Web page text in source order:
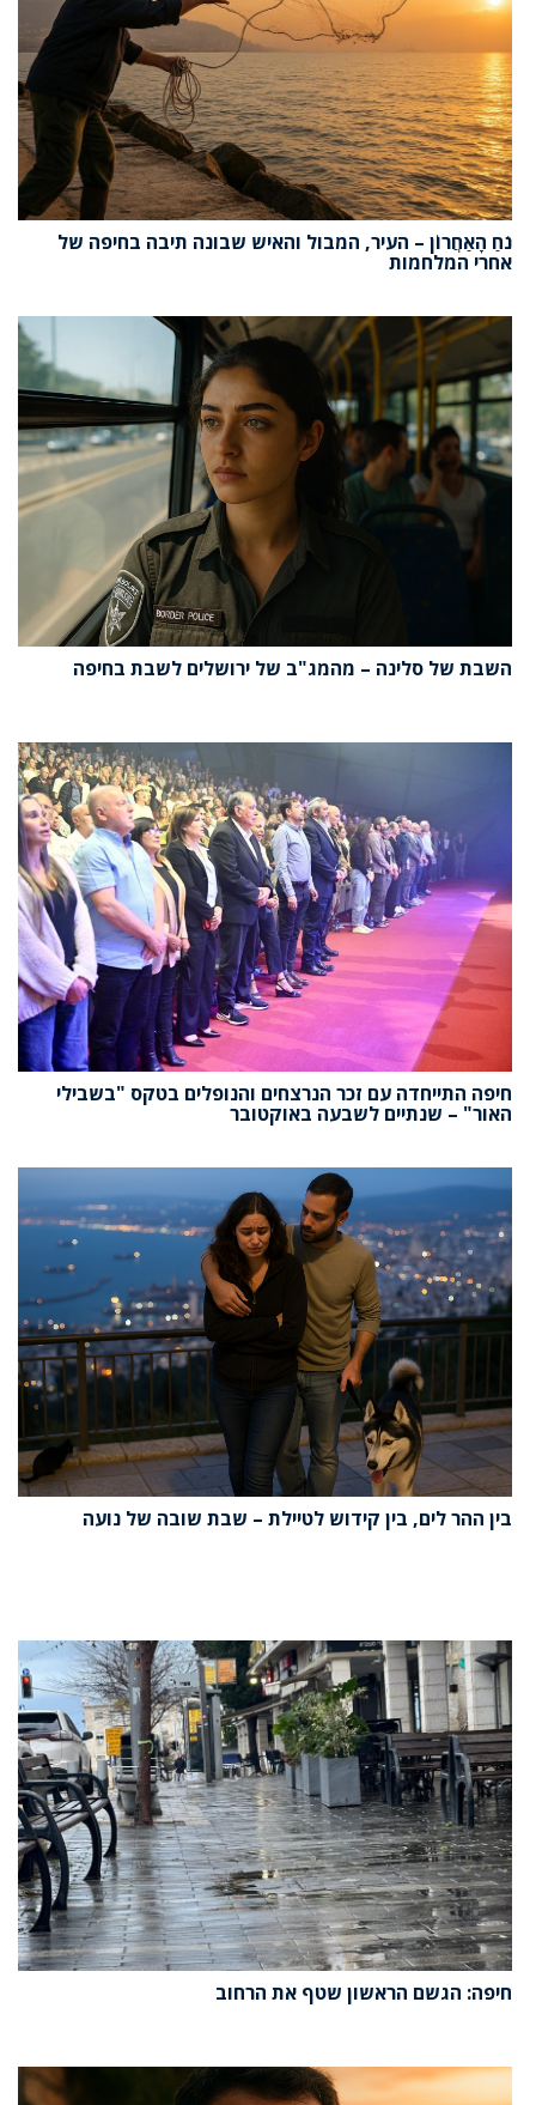
נֹחַ הָאַחֲרוֹן – העיר, המבול והאיש שבונה תיבה בחיפה של
אחרי המלחמות
השבת של סלינה – מהמג"ב של ירושלים לשבת בחיפה
חיפה התייחדה עם זכר הנרצחים והנופלים בטקס "בשבילי
האור" – שנתיים לשבעה באוקטובר
בין ההר לים, בין קידוש לטיילת – שבת שובה של נועה
חיפה: הגשם הראשון שטף את הרחוב